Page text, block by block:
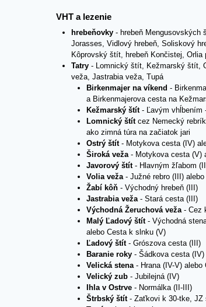
VHT a lezenie
hrebeňovky- hrebeň Mengusovských
Jorasses, Vidlový hrebeň, Soliskový
Kôprovský štít, hrebeň Končistej, Orlia
Tatry- Lomnický štít, Kežmarský štít,
veža, Jastrabia veža, Tupá
Birkenmajer na víkend -
a Birkenmajerova cesta na
Kežmarský štít - Ľavým vhĺbením
Lomnický štít cez Nemecký
ako zimná túra na začiatok jari
Ostrý štít - Motykova cesta (IV)
Široká veža - Motykova cesta (V)
Javorový štít - Hlavným žľabom
Volia veža - Južné rebro (III)
Žabí kôň - Východný hrebeň (III)
Jastrabia veža - Stará cesta (III)
Východná Žeruchová veža - Cez
Malý Ľadový štít - Východná
alebo Cesta k slnku (V)
Ľadový štít - Grószova cesta (III)
Baranie roky - Šádkova cesta
Velická stena - Hrana (IV-V) alebo
Velický zub - Jubilejná (IV)
Ihla v Ostrve - Normálka (II-III)
Štrbský štít- Zaťkovi k 30-tke, JZ